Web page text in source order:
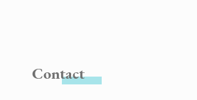
Contact